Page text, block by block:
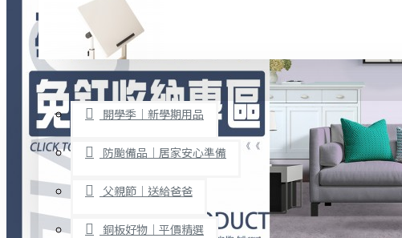
烘焙用具
隨身餐具
查看更多
文具禮品
桌子/椅子
置物架/收納櫃
其他
免打孔收納專區
限時促銷
開學季｜新學期用品
防颱備品｜居家安心準備
父親節｜送給爸爸
銅板好物｜平價精選